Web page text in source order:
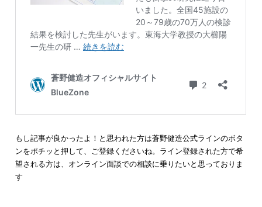
もし記事が良かったよ！と思われた方は蒼野健造公式ラインのボタ
ンをポチッと押して、ご登録くださいね。ライン登録された方で希
望される方は、オンライン面談での相談に乗りたいと思っておりま
す